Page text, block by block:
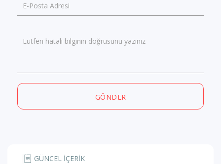
E-Posta Adresi
Lütfen hatalı bilginin doğrusunu yazınız
GÖNDER
GÜNCEL İÇERİK